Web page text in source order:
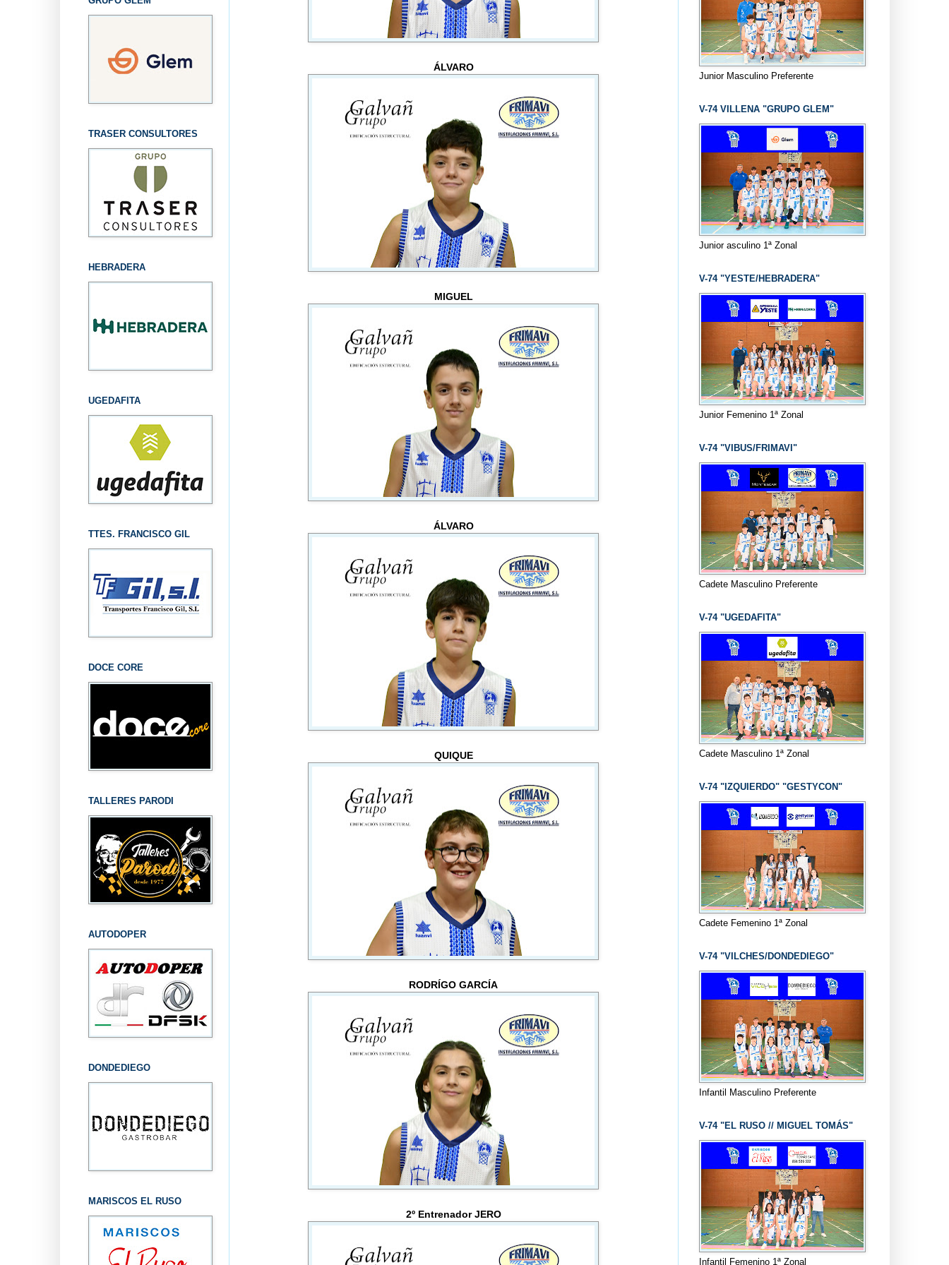
ÁLVARO
MIGUEL
ÁLVARO
QUIQUE
RODRÍGO GARCÍA
2º Entrenador JERO
TRASER CONSULTORES
HEBRADERA
UGEDAFITA
TTES. FRANCISCO GIL
DOCE CORE
TALLERES PARODI
AUTODOPER
DONDEDIEGO
MARISCOS EL RUSO
Junior Masculino Preferente
V-74 VILLENA "GRUPO GLEM"
Junior asculino 1ª Zonal
V-74 "YESTE/HEBRADERA"
Junior Femenino 1ª Zonal
V-74 "VIBUS/FRIMAVI"
Cadete Masculino Preferente
V-74 "UGEDAFITA"
Cadete Masculino 1ª Zonal
V-74 "IZQUIERDO" "GESTYCON"
Cadete Femenino 1ª Zonal
V-74 "VILCHES/DONDEDIEGO"
Infantil Masculino Preferente
V-74 "EL RUSO // MIGUEL TOMÁS"
Infantil Femenino 1ª Zonal